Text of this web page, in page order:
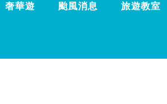
奢華遊 颱風消息 旅遊教室